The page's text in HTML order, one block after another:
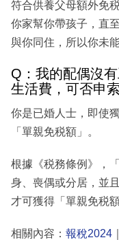
符合供養父母額外免
你家幫你帶孩子，直
與你同住，所以你未
Q：我的配偶沒
生活費，可否申
你是已婚人士，即使
「單親免税額」。
根據《税務條例》，
身、喪偶或分居，並
才可獲得「單親免税額
相關內容： 報稅2024